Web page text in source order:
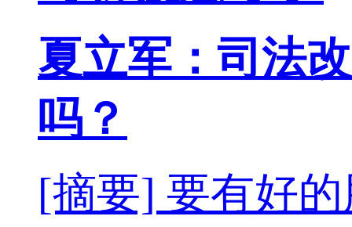
夏立军：司法
吗？
[摘要] 要有好